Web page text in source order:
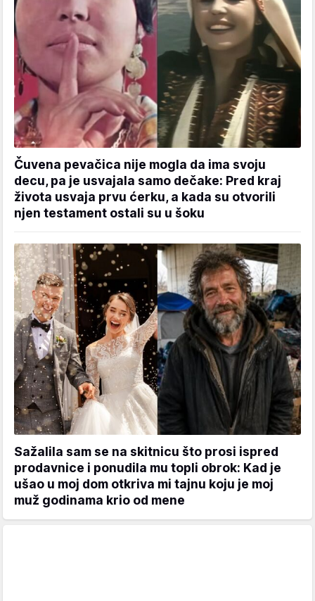
Čuvena pevačica nije mogla da ima svoju
decu, pa je usvajala samo dečake: Pred kraj
života usvaja prvu ćerku, a kada su otvorili
njen testament ostali su u šoku
Sažalila sam se na skitnicu što prosi ispred
prodavnice i ponudila mu topli obrok: Kad je
ušao u moj dom otkriva mi tajnu koju je moj
muž godinama krio od mene